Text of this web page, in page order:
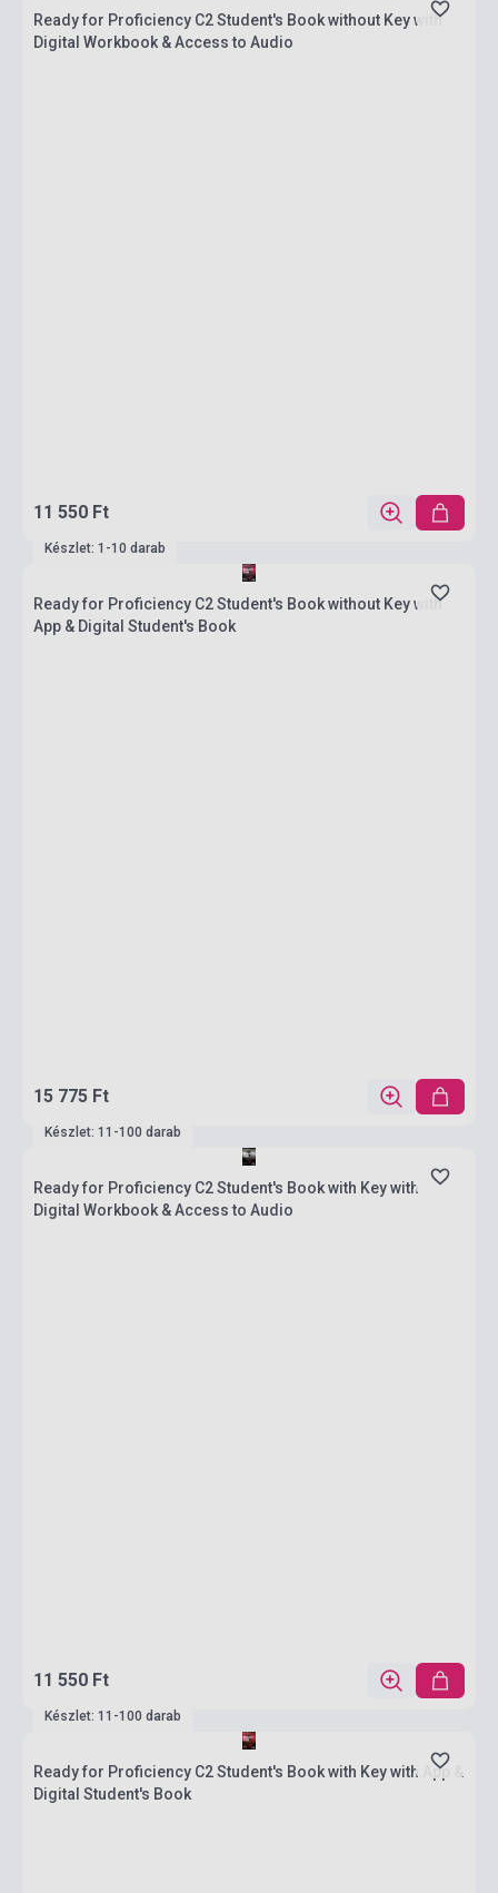
Ready for Proficiency C2 Student's Book without Key with
Digital Workbook & Access to Audio
11 550 Ft
Készlet: 1-10 darab
Ready for Proficiency C2 Student's Book without Key with
App & Digital Student's Book
15 775 Ft
Készlet: 11-100 darab
Ready for Proficiency C2 Student's Book with Key with
Digital Workbook & Access to Audio
11 550 Ft
Készlet: 11-100 darab
Ready for Proficiency C2 Student's Book with Key with App &
Digital Student's Book